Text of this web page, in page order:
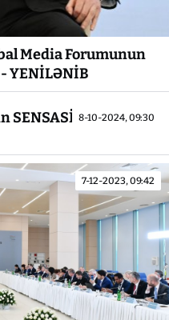
Media Forumunun
YENİLƏNİB
8-10-2024, 09:30
SENSASİON
7-12-2023, 09:42